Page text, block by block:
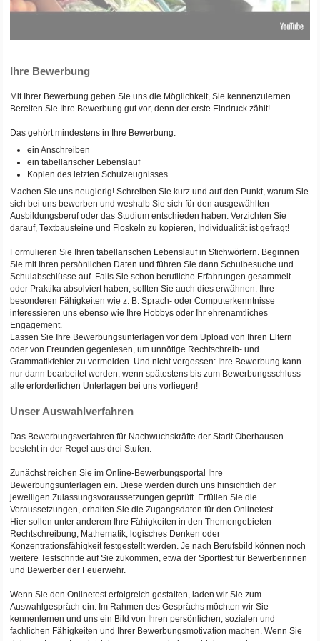
Ihre Bewerbung
Mit Ihrer Bewerbung geben Sie uns die Möglichkeit, Sie kennenzulernen.
Bereiten Sie Ihre Bewerbung gut vor, denn der erste Eindruck zählt!
Das gehört mindestens in Ihre Bewerbung:
ein Anschreiben
ein tabellarischer Lebenslauf
Kopien des letzten Schulzeugnisses
Machen Sie uns neugierig! Schreiben Sie kurz und auf den Punkt, warum Sie
sich bei uns bewerben und weshalb Sie sich für den ausgewählten
Ausbildungsberuf oder das Studium entschieden haben. Verzichten Sie
darauf, Textbausteine und Floskeln zu kopieren, Individualität ist gefragt!
Formulieren Sie Ihren tabellarischen Lebenslauf in Stichwörtern. Beginnen
Sie mit Ihren persönlichen Daten und führen Sie dann Schulbesuche und
Schulabschlüsse auf. Falls Sie schon berufliche Erfahrungen gesammelt
oder Praktika absolviert haben, sollten Sie auch dies erwähnen. Ihre
besonderen Fähigkeiten wie z. B. Sprach- oder Computerkenntnisse
interessieren uns ebenso wie Ihre Hobbys oder Ihr ehrenamtliches
Engagement.
Lassen Sie Ihre Bewerbungsunterlagen vor dem Upload von Ihren Eltern
oder von Freunden gegenlesen, um unnötige Rechtschreib- und
Grammatikfehler zu vermeiden. Und nicht vergessen: Ihre Bewerbung kann
nur dann bearbeitet werden, wenn spätestens bis zum Bewerbungsschluss
alle erforderlichen Unterlagen bei uns vorliegen!
Unser Auswahlverfahren
Das Bewerbungsverfahren für Nachwuchskräfte der Stadt Oberhausen
besteht in der Regel aus drei Stufen.
Zunächst reichen Sie im Online-Bewerbungsportal Ihre
Bewerbungsunterlagen ein. Diese werden durch uns hinsichtlich der
jeweiligen Zulassungsvoraussetzungen geprüft. Erfüllen Sie die
Voraussetzungen, erhalten Sie die Zugangsdaten für den Onlinetest.
Hier sollen unter anderem Ihre Fähigkeiten in den Themengebieten
Rechtschreibung, Mathematik, logisches Denken oder
Konzentrationsfähigkeit festgestellt werden. Je nach Berufsbild können noch
weitere Testschritte auf Sie zukommen, etwa der Sporttest für Bewerberinnen
und Bewerber der Feuerwehr.
Wenn Sie den Onlinetest erfolgreich gestalten, laden wir Sie zum
Auswahlgespräch ein. Im Rahmen des Gesprächs möchten wir Sie
kennenlernen und uns ein Bild von Ihren persönlichen, sozialen und
fachlichen Fähigkeiten und Ihrer Bewerbungsmotivation machen. Wenn Sie